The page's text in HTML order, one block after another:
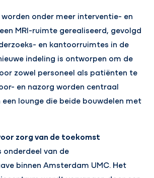
onder meer interventie- en
MRI-ruimte gerealiseerd, gevolgd
en kantoorruimtes in de
indeling is ontworpen om de
zowel personeel als patiënten te
en nazorg worden centraal
lounge die beide bouwdelen met
zorg van de toekomst
onderdeel van de
binnen Amsterdam UMC. Het